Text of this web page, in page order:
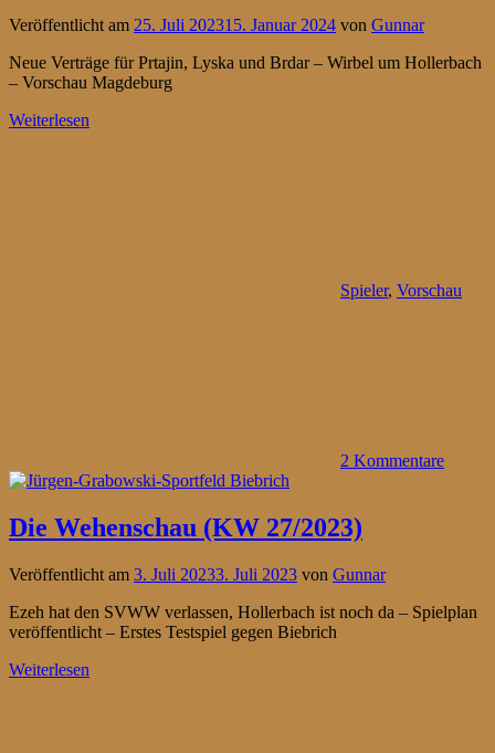
Veröffentlicht am 25. Juli 202315. Januar 2024 von Gunnar
Neue Verträge für Prtajin, Lyska und Brdar – Wirbel um Hollerbach
– Vorschau Magdeburg
Weiterlesen
Spieler, Vorschau
2 Kommentare
Die Wehenschau (KW 27/2023)
Veröffentlicht am 3. Juli 20233. Juli 2023 von Gunnar
Ezeh hat den SVWW verlassen, Hollerbach ist noch da – Spielplan
veröffentlicht – Erstes Testspiel gegen Biebrich
Weiterlesen